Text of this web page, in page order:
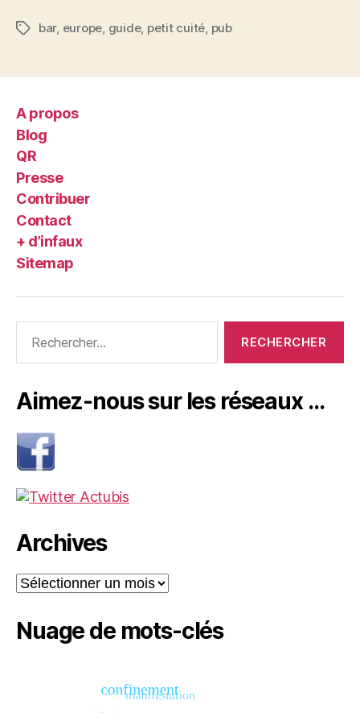
Étiquettes
bar, europe guide, petit cuité pub
A propos
Blog
QR
Presse
Contribuer
Contact
+ d’infaux
Sitemap
Aimez-nous sur les réseaux …
Archives
Archives
Nuage de mots-clés